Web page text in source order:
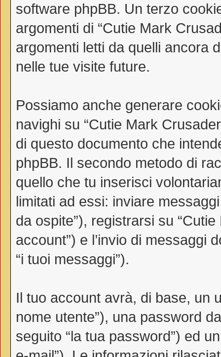
software phpBB. Un terzo
argomenti di “Cutie Mark
argomenti letti da quelli ancora
nelle tue visite future.
Possiamo anche generare
navighi su “Cutie Mark
di questo documento che
phpBB. Il secondo metodo di
quello che tu inserisci
limitati ad essi: inviare
da ospite”), registrarsi su
account”) e l’invio di messaggi
“i tuoi messaggi”).
Il tuo account avrà, di base, un
nome utente”), una password
seguito “la tua password”) ed